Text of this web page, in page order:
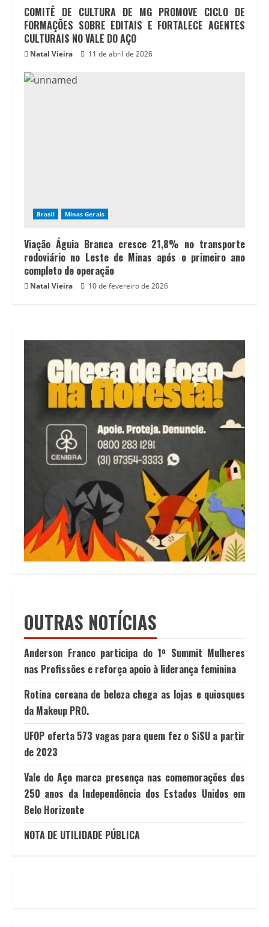
COMITÊ DE CULTURA DE MG PROMOVE CICLO DE
FORMAÇÕES SOBRE EDITAIS E FORTALECE AGENTES
CULTURAIS NO VALE DO AÇO
Natal Vieira 11 de abril de 2026
Brasil Minas Gerais
Viação Águia Branca cresce 21,8% no transporte
rodoviário no Leste de Minas após o primeiro ano
completo de operação
Natal Vieira 10 de fevereiro de 2026
OUTRAS NOTÍCIAS
Anderson Franco participa do 1º Summit Mulheres
nas Profissões e reforça apoio à liderança feminina
Rotina coreana de beleza chega as lojas e quiosques
da Makeup PRO.
UFOP oferta 573 vagas para quem fez o SiSU a partir
de 2023
Vale do Aço marca presença nas comemorações dos
250 anos da Independência dos Estados Unidos em
Belo Horizonte
NOTA DE UTILIDADE PÚBLICA